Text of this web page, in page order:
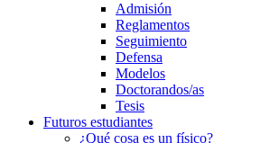
Admisión
Reglamentos
Seguimiento
Defensa
Modelos
Doctorandos/as
Tesis
Futuros estudiantes
¿Qué cosa es un físico?